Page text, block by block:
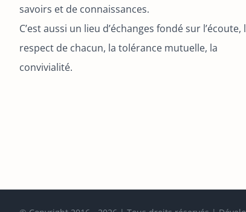
savoirs et de connaissances.
C’est aussi un lieu d’échanges fondé sur l’écoute,
respect de chacun, la tolérance mutuelle, la
convivialité.